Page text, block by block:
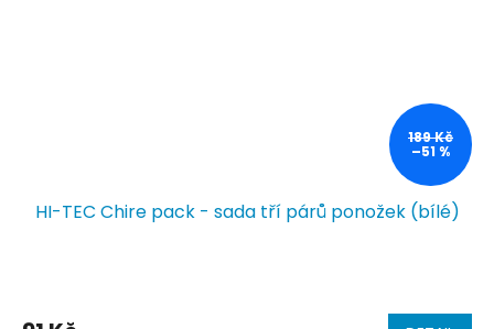
189 Kč
–51 %
HI-TEC Chire pack - sada tří párů ponožek (bílé)